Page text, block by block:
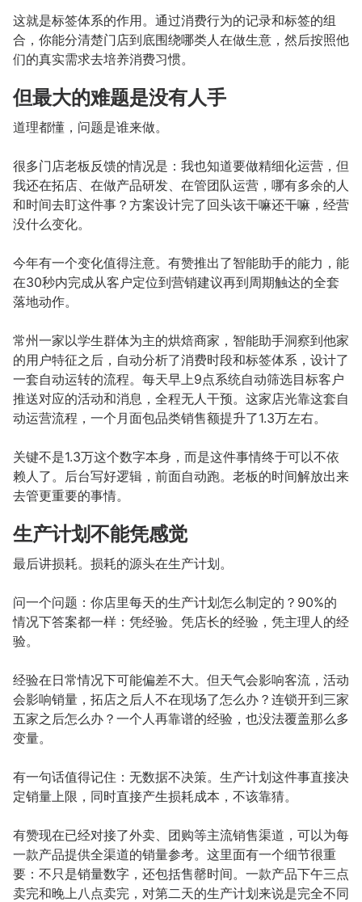
这就是标签体系的作用。通过消费行为的记录和标签的组
合，你能分清楚门店到底围绕哪类人在做生意，然后按照他
们的真实需求去培养消费习惯。
但最大的难题是没有人手
道理都懂，问题是谁来做。
很多门店老板反馈的情况是：我也知道要做精细化运营，但
我还在拓店、在做产品研发、在管团队运营，哪有多余的人
和时间去盯这件事？方案设计完了回头该干嘛还干嘛，经营
没什么变化。
今年有一个变化值得注意。有赞推出了智能助手的能力，能
在30秒内完成从客户定位到营销建议再到周期触达的全套
落地动作。
常州一家以学生群体为主的烘焙商家，智能助手洞察到他家
的用户特征之后，自动分析了消费时段和标签体系，设计了
一套自动运转的流程。每天早上9点系统自动筛选目标客户
推送对应的活动和消息，全程无人干预。这家店光靠这套自
动运营流程，一个月面包品类销售额提升了1.3万左右。
关键不是1.3万这个数字本身，而是这件事情终于可以不依
赖人了。后台写好逻辑，前面自动跑。老板的时间解放出来
去管更重要的事情。
生产计划不能凭感觉
最后讲损耗。损耗的源头在生产计划。
问一个问题：你店里每天的生产计划怎么制定的？90%的
情况下答案都一样：凭经验。凭店长的经验，凭主理人的经
验。
经验在日常情况下可能偏差不大。但天气会影响客流，活动
会影响销量，拓店之后人不在现场了怎么办？连锁开到三家
五家之后怎么办？一个人再靠谱的经验，也没法覆盖那么多
变量。
有一句话值得记住：无数据不决策。生产计划这件事直接决
定销量上限，同时直接产生损耗成本，不该靠猜。
有赞现在已经对接了外卖、团购等主流销售渠道，可以为每
一款产品提供全渠道的销量参考。这里面有一个细节很重
要：不只是销量数字，还包括售罄时间。一款产品下午三点
卖完和晚上八点卖完，对第二天的生产计划来说是完全不同